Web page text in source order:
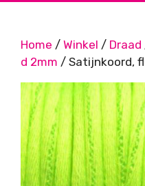
Home / Winkel / Draad
d 2mm / Satijnkoord,